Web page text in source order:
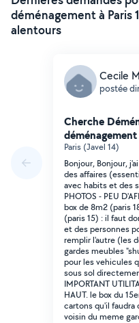
déménagement à Paris
alentours
Cecile
postée
Cherche
déménagement
Paris (Javel 14)
Bonjour, Bonjour,
des affaires
avec habits et des
PHOTOS - PEU
box de 8m2 (paris
(paris 15) : il faut
et des personnes
remplir l'autre (les
gardes meubles
pour les vehicules
sous sol
IMPORTANT
HAUT. le box du
cartons qu'il faudra
voisin du meme